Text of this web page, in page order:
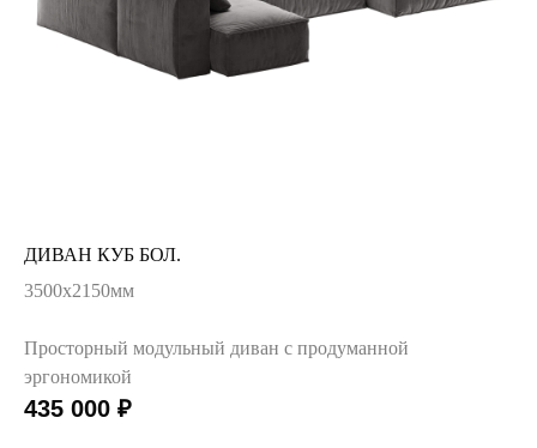
ДИВАН КУБ БОЛ.
3500х2150мм
Просторный модульный диван с продуманной
эргономикой
435 000 ₽